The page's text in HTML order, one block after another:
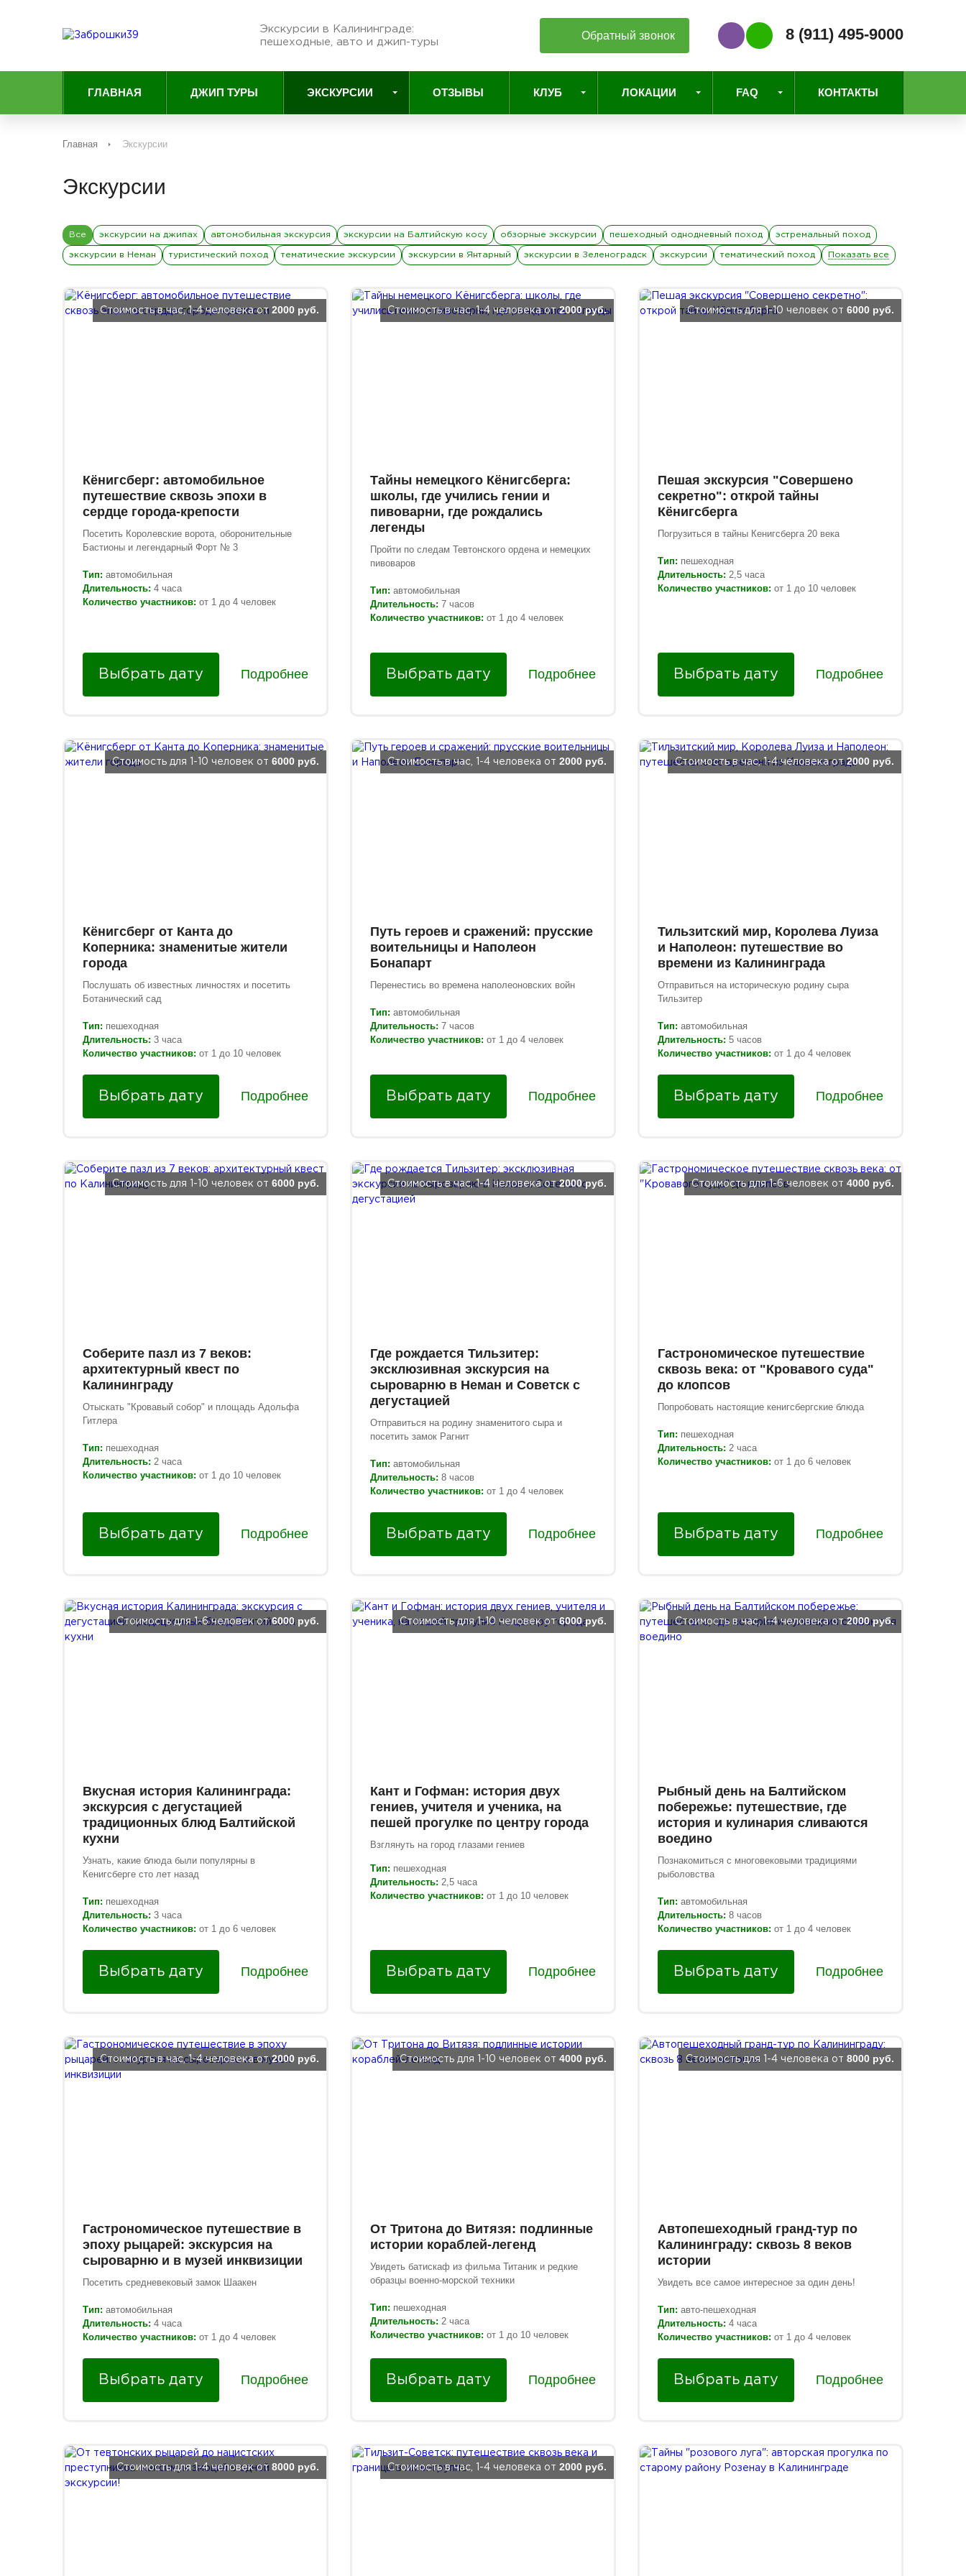
Экскурсии в Калининграде:
пешеходные, авто и джип-туры
Обратный звонок
Наш ViberНаш WhatsApp
8 (911) 495-9000
ГЛАВНАЯ ДЖИП ТУРЫ ЭКСКУРСИИ ОТЗЫВЫ КЛУБ ЛОКАЦИИ FAQ КОНТАКТЫ
Главная Экскурсии
Экскурсии
Все экскурсии на джипах автомобильная экскурсия экскурсии на Балтийскую косу обзорные экскурсии пешеходный однодневный поход эстремальный поход
экскурсии в Неман туристический поход тематические экскурсии экскурсии в Янтарный экскурсии в Зеленоградск экскурсии тематический поход Показать все
Кёнигсберг: автомобильное
путешествие сквозь эпохи в
сердце города-крепости
Посетить Королевские ворота, оборонительные
Бастионы и легендарный Форт № 3
Тип: автомобильная
Длительность: 4 часа
Количество участников: от 1 до 4 человек
Стоимость в час, 1-4 человека от 2000 руб.
Выбрать дату Подробнее
Тайны немецкого Кёнигсберга:
школы, где учились гении и
пивоварни, где рождались
легенды
Пройти по следам Тевтонского ордена и немецких
пивоваров
Тип: автомобильная
Длительность: 7 часов
Количество участников: от 1 до 4 человек
Стоимость в час, 1-4 человека от2000 руб.
Выбрать дату Подробнее
Пешая экскурсия "Совершено
секретно": открой тайны
Кёнигсберга
Погрузиться в тайны Кенигсберга 20 века
Тип: пешеходная
Длительность: 2,5 часа
Количество участников: от 1 до 10 человек
Стоимость для 1-10 человек от 6000 руб.
Выбрать дату Подробнее
Кёнигсберг от Канта до
Коперника: знаменитые жители
города
Послушать об известных личностях и посетить
Ботанический сад
Тип: пешеходная
Длительность: 3 часа
Количество участников: от 1 до 10 человек
Стоимость для 1-10 человек от 6000 руб.
Выбрать дату Подробнее
Путь героев и сражений: прусские
воительницы и Наполеон
Бонапарт
Перенестись во времена наполеоновских войн
Тип: автомобильная
Длительность: 7 часов
Количество участников: от 1 до 4 человек
Стоимость в час, 1-4 человека от 2000 руб.
Выбрать дату Подробнее
Тильзитский мир, Королева Луиза
и Наполеон: путешествие во
времени из Калининграда
Отправиться на историческую родину сыра
Тильзитер
Тип: автомобильная
Длительность: 5 часов
Количество участников: от 1 до 4 человек
Стоимость в час, 1-4 человека от2000 руб.
Выбрать дату Подробнее
Соберите пазл из 7 веков:
архитектурный квест по
Калининграду
Отыскать "Кровавый собор" и площадь Адольфа
Гитлера
Тип: пешеходная
Длительность: 2 часа
Количество участников: от 1 до 10 человек
Стоимость для 1-10 человек от 6000 руб.
Выбрать дату Подробнее
Где рождается Тильзитер:
эксклюзивная экскурсия на
сыроварню в Неман и Советск с
дегустацией
Отправиться на родину знаменитого сыра и
посетить замок Рагнит
Тип: автомобильная
Длительность: 8 часов
Количество участников: от 1 до 4 человек
Стоимость в час, 1-4 человека от2000 руб.
Выбрать дату Подробнее
Гастрономическое путешествие
сквозь века: от "Кровавого суда"
до клопсов
Попробовать настоящие кенигсбергские блюда
Тип: пешеходная
Длительность: 2 часа
Количество участников: от 1 до 6 человек
Стоимость для 1-6 человек от 4000 руб.
Выбрать дату Подробнее
Вкусная история Калининграда:
экскурсия с дегустацией
традиционных блюд Балтийской
кухни
Узнать, какие блюда были популярны в
Кенигсберге сто лет назад
Тип: пешеходная
Длительность: 3 часа
Количество участников: от 1 до 6 человек
Стоимость для 1-6 человек от6000 руб.
Выбрать дату Подробнее
Кант и Гофман: история двух
гениев, учителя и ученика, на
пешей прогулке по центру города
Взглянуть на город глазами гениев
Тип: пешеходная
Длительность: 2,5 часа
Количество участников: от 1 до 10 человек
Стоимость для 1-10 человек от6000 руб.
Выбрать дату Подробнее
Рыбный день на Балтийском
побережье: путешествие, где
история и кулинария сливаются
воедино
Познакомиться с многовековыми традициями
рыболовства
Тип: автомобильная
Длительность: 8 часов
Количество участников: от 1 до 4 человек
Стоимость в час, 1-4 человека от2000 руб.
Выбрать дату Подробнее
Гастрономическое путешествие в
эпоху рыцарей: экскурсия на
сыроварню и в музей инквизиции
Посетить средневековый замок Шаакен
Тип: автомобильная
Длительность: 4 часа
Количество участников: от 1 до 4 человек
Стоимость в час, 1-4 человека от2000 руб.
Выбрать дату Подробнее
От Тритона до Витязя: подлинные
истории кораблей-легенд
Увидеть батискаф из фильма Титаник и редкие
образцы военно-морской техники
Тип: пешеходная
Длительность: 2 часа
Количество участников: от 1 до 10 человек
Стоимость для 1-10 человек от 4000 руб.
Выбрать дату Подробнее
Автопешеходный гранд-тур по
Калининграду: сквозь 8 веков
истории
Увидеть все самое интересное за один день!
Тип: авто-пешеходная
Длительность: 4 часа
Количество участников: от 1 до 4 человек
Стоимость для 1-4 человека от 8000 руб.
Выбрать дату Подробнее
Стоимость для 1-4 человек от 8000 руб. Стоимость в час, 1-4 человека от 2000 руб.